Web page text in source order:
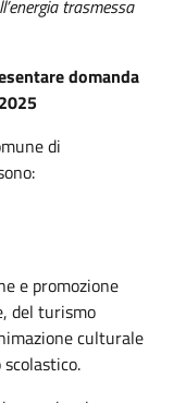
trasmessa
domanda
di
e promozione
del turismo
culturale